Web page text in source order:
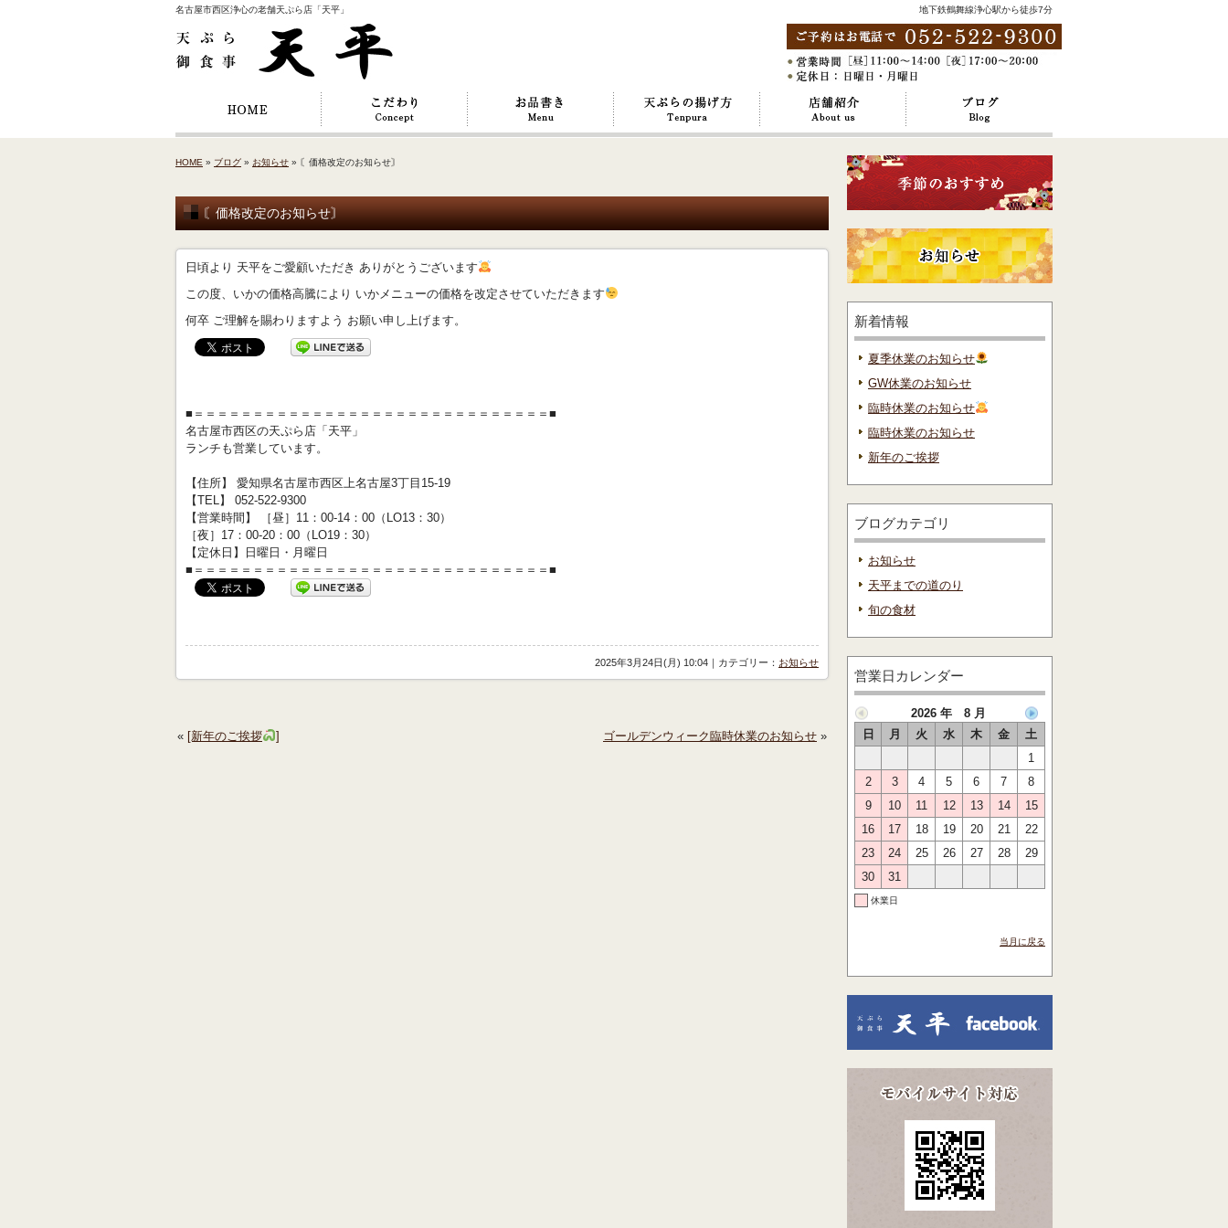
名古屋市西区浄心の老舗天ぷら店「天平」 地下鉄鶴舞線浄心駅から徒歩7分
HOME » ブログ » お知らせ » 〘価格改定のお知らせ〙
〘価格改定のお知らせ〙
日頃より 天平をご愛顧いただき ありがとうございます
この度、いかの価格高騰により いかメニューの価格を改定させていただきます
何卒 ご理解を賜わりますよう お願い申し上げます。
■＝＝＝＝＝＝＝＝＝＝＝＝＝＝＝＝＝＝＝＝＝＝＝＝＝＝＝＝＝＝■
名古屋市西区の天ぷら店「天平」
ランチも営業しています。
【住所】 愛知県名古屋市西区上名古屋3丁目15-19
【TEL】 052-522-9300
【営業時間】 ［昼］11：00-14：00（LO13：30）
［夜］17：00-20：00（LO19：30）
【定休日】日曜日・月曜日
■＝＝＝＝＝＝＝＝＝＝＝＝＝＝＝＝＝＝＝＝＝＝＝＝＝＝＝＝＝＝■
2025年3月24日(月) 10:04｜カテゴリー： お知らせ
« [新年のご挨拶 ] ゴールデンウィーク臨時休業のお知らせ »
新着情報
夏季休業のお知らせ
GW休業のお知らせ
臨時休業のお知らせ
臨時休業のお知らせ
新年のご挨拶
ブログカテゴリ
お知らせ
天平までの道のり
旬の食材
営業日カレンダー
2026 年 8 月
日
月 火 水 木 金
土
1
2
3 4 5 6 7
8
9
10 11 12 13 14
15
16
17 18 19 20 21
22
23
24 25 26 27 28
29
30
31
休業日
当月に戻る